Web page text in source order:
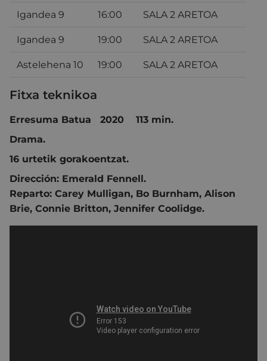
Igandea 9 16:00 SALA 2 ARETOA
Igandea 9 19:00 SALA 2 ARETOA
Astelehena 10 19:00 SALA 2 ARETOA
Fitxa teknikoa
Erresuma Batua 2020 113 min.
Drama.
16 urtetik gorakoentzat.
Dirección: Emerald Fennell.
Reparto: Carey Mulligan, Bo Burnham, Alison
Brie, Connie Britton, Jennifer Coolidge.